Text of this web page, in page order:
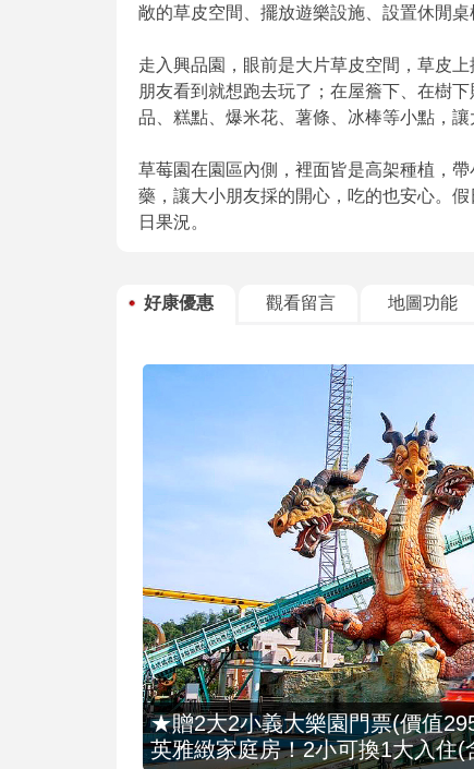
敞的草皮空間、擺放遊樂設施、設置休閒
走入興品園，眼前是大片草皮空間，草皮
朋友看到就想跑去玩了；在屋簷下、在樹
品、糕點、爆米花、薯條、冰棒等小點，讓
草莓園在園區內側，裡面皆是高架種植，
藥，讓大小朋友採的開心，吃的也安心。
日果況。
好康優惠 觀看留言 地圖功能
★贈2大2小義大樂園門票(價值
英雅緻家庭房！2小可換1大入住(